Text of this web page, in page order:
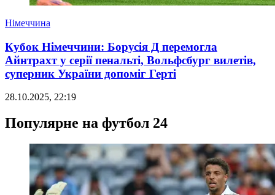
Німеччина
Кубок Німеччини: Борусія Д перемогла
Айнтрахт у серії пенальті, Вольфсбург вилетів,
суперник України допоміг Герті
28.10.2025, 22:19
Популярне на футбол 24